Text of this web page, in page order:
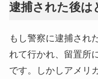
逮捕された後は
もし警察に逮捕され
れて行かれ、留置所
です。しかしアメリ